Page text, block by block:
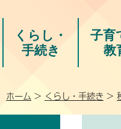
くらし・
手続き
子育
教
ホーム > くらし・手続き >